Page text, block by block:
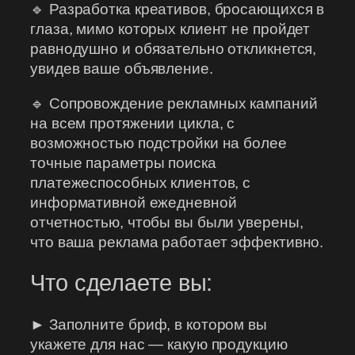
🔹 Разработка креативов, бросающихся в
глаза, мимо которых клиент не пройдет
равнодушно и обязательно откликнется,
увидев ваше объявление.
🔹 Сопровождение рекламных кампаний
на всем протяжении цикла, с
возможностью подстройки на более
точные параметры поиска
платежеспособных клиентов, с
информативной ежедневной
отчетностью, чтобы вы были уверены,
что ваша реклама работает эффективно.
Что сделаете вы:
► Заполните бриф, в котором вы
укажете для нас — какую продукцию